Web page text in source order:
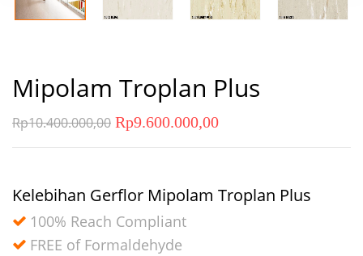
Mipolam Troplan Plus
Rp10.400.000,00 Rp9.600.000,00
Kelebihan Gerflor Mipolam Troplan Plus
100% Reach Compliant
FREE of Formaldehyde